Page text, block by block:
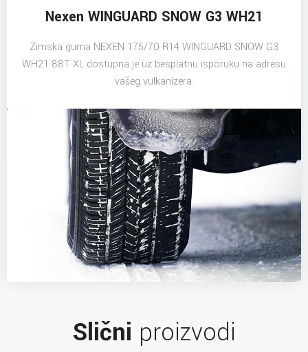
Nexen WINGUARD SNOW G3 WH21
Zimska guma NEXEN 175/70 R14 WINGUARD SNOW G3
WH21 88T XL dostupna je uz besplatnu isporuku na adresu
vašeg vulkanizera.
Slični proizvodi